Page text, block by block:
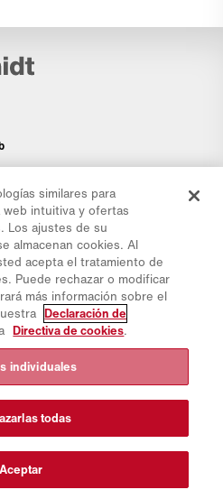
similares para
intuitiva y ofertas
Los ajustes de su
almacenan cookies. Al
acepta el tratamiento de
Puede rechazar o modificar
más información sobre el
Declaración de
Directiva de cookies.
individuales
todas
Aceptar